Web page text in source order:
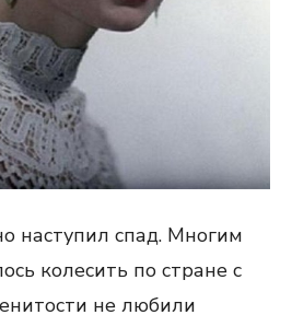
наступил спад. Многим
колесить по стране с
не любили